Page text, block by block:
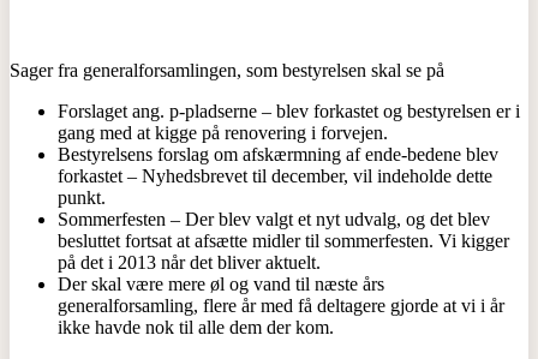
Sager fra generalforsamlingen, som bestyrelsen skal se på
Forslaget ang. p-pladserne – blev forkastet og bestyrelsen er i
gang med at kigge på renovering i forvejen.
Bestyrelsens forslag om afskærmning af ende-bedene blev
forkastet – Nyhedsbrevet til december, vil indeholde dette
punkt.
Sommerfesten – Der blev valgt et nyt udvalg, og det blev
besluttet fortsat at afsætte midler til sommerfesten. Vi kigger
på det i 2013 når det bliver aktuelt.
Der skal være mere øl og vand til næste års
generalforsamling, flere år med få deltagere gjorde at vi i år
ikke havde nok til alle dem der kom.